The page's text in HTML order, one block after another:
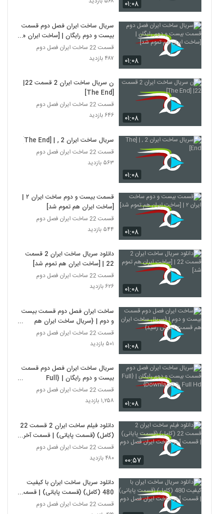
۰۱:۰۸
۰۱:۰۸
سریال ساخت ایران فصل دوم قسمت
بیست و دوم رایگان | [ساخت ایران هم
تموم شد]
قسمت 22 ساخت ایران فصل دوم
۴۸۷ بازدید
۰۱:۰۸
ن سریال ساخت ایران 2 قسمت 22|
[The End]
قسمت 22 ساخت ایران فصل دوم
۶۴۶ بازدید
۰۱:۰۸
سریال ساخت ایران 2 , | [The End]
قسمت 22 ساخت ایران فصل دوم
۵۶۳ بازدید
۰۱:۰۸
قسمت بیست و دوم ساخت ایران ۲ |
[ساخت ایران هم تموم شد]
قسمت 22 ساخت ایران فصل دوم
۵۴۴ بازدید
۰۱:۰۸
دانلود سریال ساخت ایران 2 قسمت
22 | [ساخت ایران هم تموم شد]
قسمت 22 ساخت ایران فصل دوم
۶۲۶ بازدید
۰۱:۰۸
ساخت ایران فصل دوم قسمت بیست
و دوم | {سریال ساخت ایران هم
قسمت آخرش رسید}
قسمت 22 ساخت ایران فصل دوم
۵۰۱ بازدید
۰۱:۰۸
سریال ساخت ایران فصل دوم قسمت
بیست و دوم رایگان | {Full
Downlaod % Full Hd}
قسمت 22 ساخت ایران فصل دوم
۱,۲۵۸ بازدید
۰۰:۵۷
دانلود فیلم ساخت ایران 2 قسمت 22
(کامل) (قسمت پایانی) | قسمت آخر
ساخت ایران فصل دوم
قسمت 22 ساخت ایران فصل دوم
۴۸۰ بازدید
دانلود سریال ساخت ایران با کیفیت
480 (کامل) (قسمت پایانی) | قسمت
آخر ساخت ایران فصل دوم
قسمت 22 ساخت ایران فصل دوم